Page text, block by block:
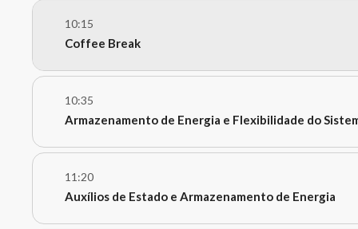
Debate:
David Minnis (ESS CTO EU Region, Huawei
10:15
Coffee Break
10:35
Armazenamento de Energia e Flexibilidade do
Debate:
Pedro Furtado (Diretor de Regulação e
11:20
Auxílios de Estado e Armazenamento de Energia